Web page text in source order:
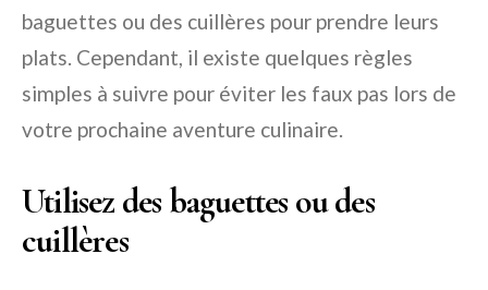
baguettes ou des cuillères pour prendre leurs
plats. Cependant, il existe quelques règles
simples à suivre pour éviter les faux pas lors de
votre prochaine aventure culinaire.
Utilisez des baguettes ou des
cuillères